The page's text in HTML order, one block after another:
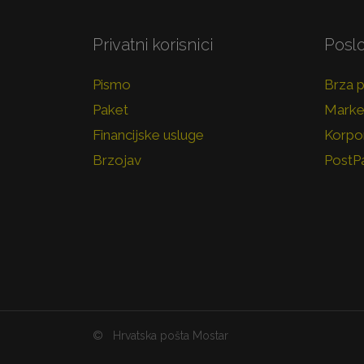
Privatni korisnici
Pismo
Paket
Financijske usluge
Brzojav
Brza
© Hrvatska pošta Mostar